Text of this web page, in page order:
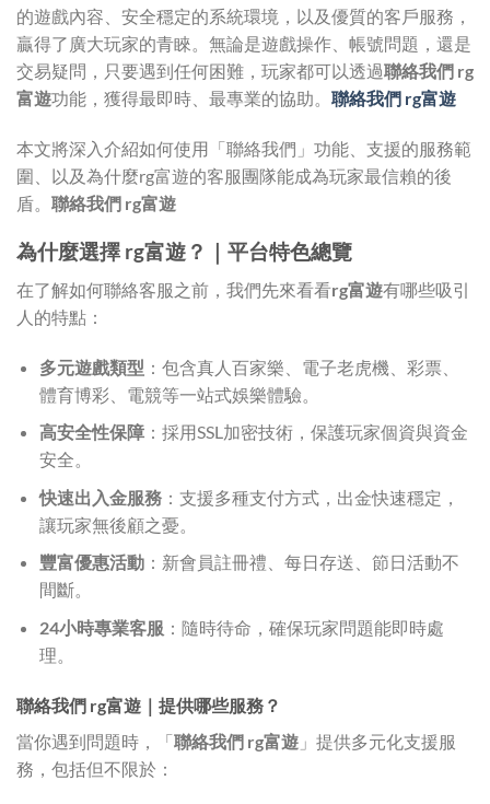
的遊戲內容、安全穩定的系統環境，以及優質的客戶服務，
贏得了廣大玩家的青睞。無論是遊戲操作、帳號問題，還是
交易疑問，只要遇到任何困難，玩家都可以透過聯絡我們 rg
富遊功能，獲得最即時、最專業的協助。 聯絡我們 rg富遊
本文將深入介紹如何使用「聯絡我們」功能、支援的服務範
圍、以及為什麼rg富遊的客服團隊能成為玩家最信賴的後
盾。 聯絡我們 rg富遊
為什麼選擇 rg富遊？｜平台特色總覽
在了解如何聯絡客服之前，我們先來看看rg富遊有哪些吸引
人的特點：
多元遊戲類型 ：包含真人百家樂、電子老虎機、彩票、
體育博彩、電競等一站式娛樂體驗。
高安全性保障：採用SSL加密技術，保護玩家個資與資金
安全。
快速出入金服務：支援多種支付方式，出金快速穩定，
讓玩家無後顧之憂。
豐富優惠活動：新會員註冊禮、每日存送、節日活動不
間斷。
24小時專業客服 ：隨時待命，確保玩家問題能即時處
理。
聯絡我們 rg富遊｜提供哪些服務？
當你遇到問題時，「聯絡我們 rg富遊 」提供多元化支援服
務，包括但不限於：